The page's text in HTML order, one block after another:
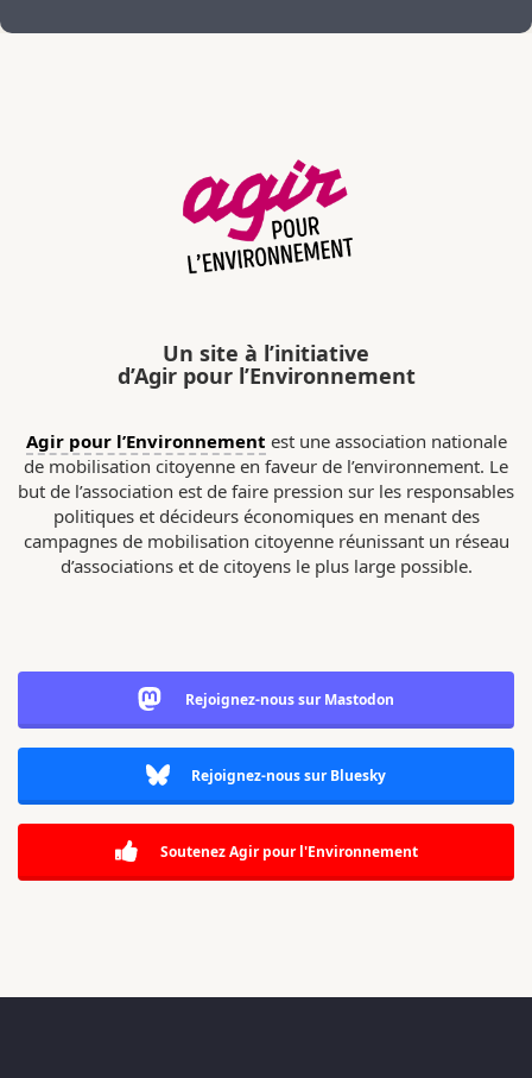
Un site à l’initiative
d’Agir pour l’Environnement
Agir pour l’Environnement est une association nationale
de mobilisation citoyenne en faveur de l’environnement. Le
but de l’association est de faire pression sur les responsables
politiques et décideurs économiques en menant des
campagnes de mobilisation citoyenne réunissant un réseau
d’associations et de citoyens le plus large possible.
Rejoignez-nous sur Mastodon
Rejoignez-nous sur Bluesky
Soutenez Agir pour l'Environnement